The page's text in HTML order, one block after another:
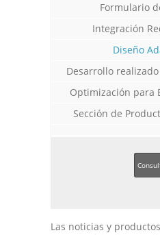
Formulario
Integración
Diseño
Desarrollo realizado
Optimización para
Sección de
Las noticias y